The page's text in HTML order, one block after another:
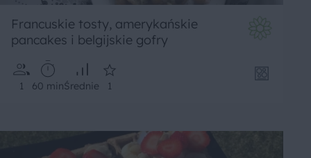
Francuskie tosty, amerykańskie
pancakes i belgijskie gofry
1 60 minŚrednie 1